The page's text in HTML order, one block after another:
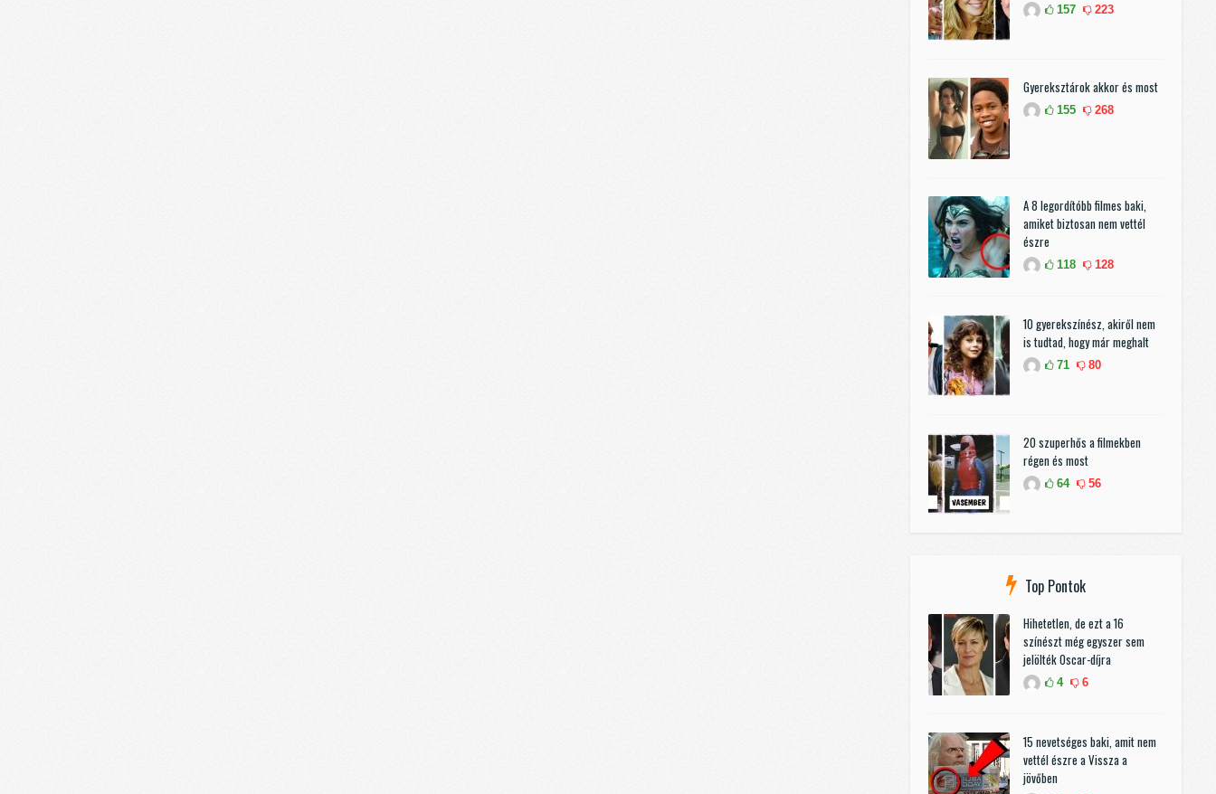
157 223
Gyereksztárok akkor és most
155 268
A 8 legordítóbb filmes baki,
amiket biztosan nem vettél
észre
118 128
10 gyerekszínész, akiről nem
is tudtad, hogy már meghalt
71 80
20 szuperhős a filmekben
régen és most
64 56
Top Pontok
Hihetetlen, de ezt a 16
színészt még egyszer sem
jelölték Oscar-díjra
4 6
15 nevetséges baki, amit nem
vettél észre a Vissza a
jövőben